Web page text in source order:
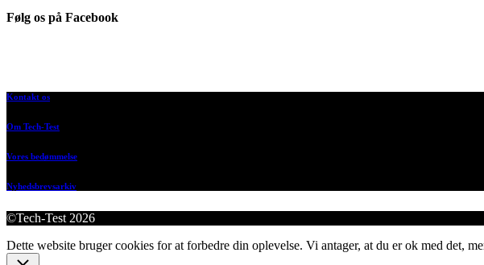
Følg os på Facebook
Kontakt os
Om Tech-Test
Vores bedømmelse
Nyhedsbrevsarkiv
©Tech-Test 2026
Dette website bruger cookies for at forbedre din oplevelse. Vi antager, at du er ok med det,